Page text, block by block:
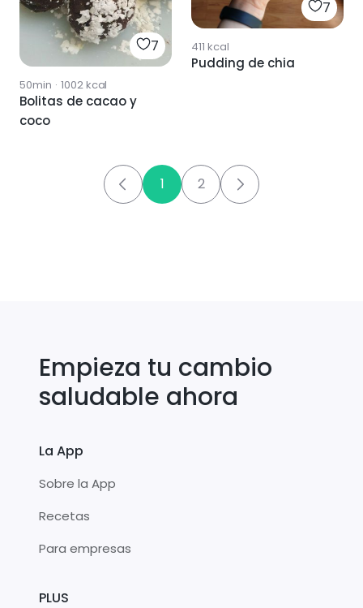
7
50min · 1002kcal
Bolitas de cacao y
coco
7
411 kcal
Pudding de chia
1 2
Empieza tu cambio
saludable ahora
La App
Sobre la App
Recetas
Para empresas
PLUS